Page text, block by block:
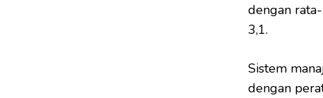
dengan
3,1.
Sistem
dengan